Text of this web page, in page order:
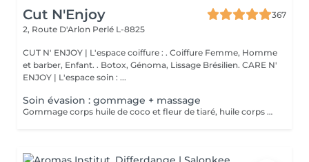
Cut N'Enjoy
367
2, Route D'Arlon Perlé L-8825
CUT N' ENJOY | L'espace coiffure : . Coiffure Femme, Homme
et barber, Enfant. . Botox, Génoma, Lissage Brésilien. CARE N'
ENJOY | L'espace soin : ...
Soin évasion : gommage + massage
Gommage corps huile de coco et fleur de tiaré, huile corps de modelage et le lait corps sublimateur. Fragrances suaves et paradisiaque.